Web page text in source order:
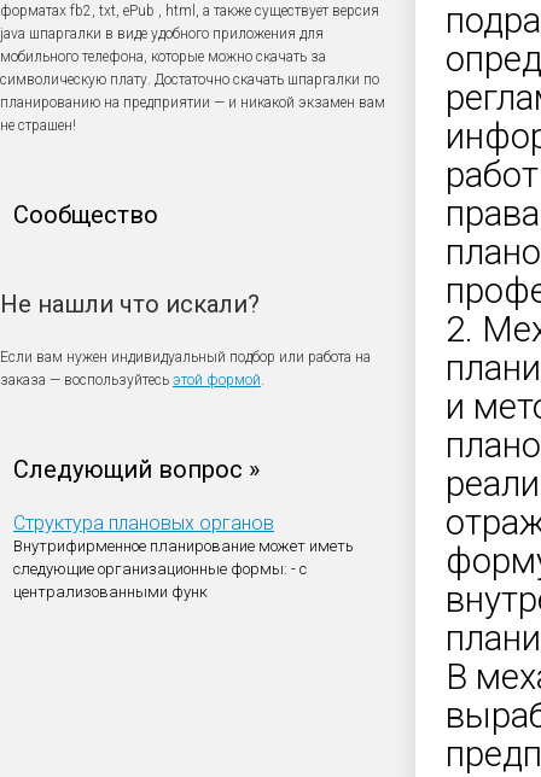
форматах fb2, txt, ePub , html, а также существует версия
java шпаргалки в виде удобного приложения для
мобильного телефона, которые можно скачать за
символическую плату. Достаточно скачать шпаргалки по
планированию на предприятии — и никакой экзамен вам
не страшен!
Сообщество
Не нашли что искали?
Если вам нужен индивидуальный подбор или работа на
заказа — воспользуйтесь этой формой.
Следующий вопрос »
Структура плановых органов
Внутрифирменное планирование может иметь
следующие организационные формы: - с
централизованными функ
2.
и
В